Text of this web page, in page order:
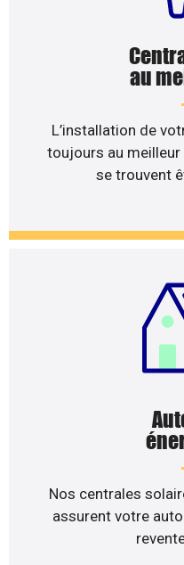
au
L’installation de
toujours au meilleur
se trouvent
Nos centrales
assurent votre